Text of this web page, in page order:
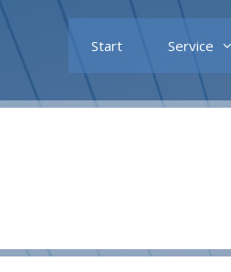
Start Service